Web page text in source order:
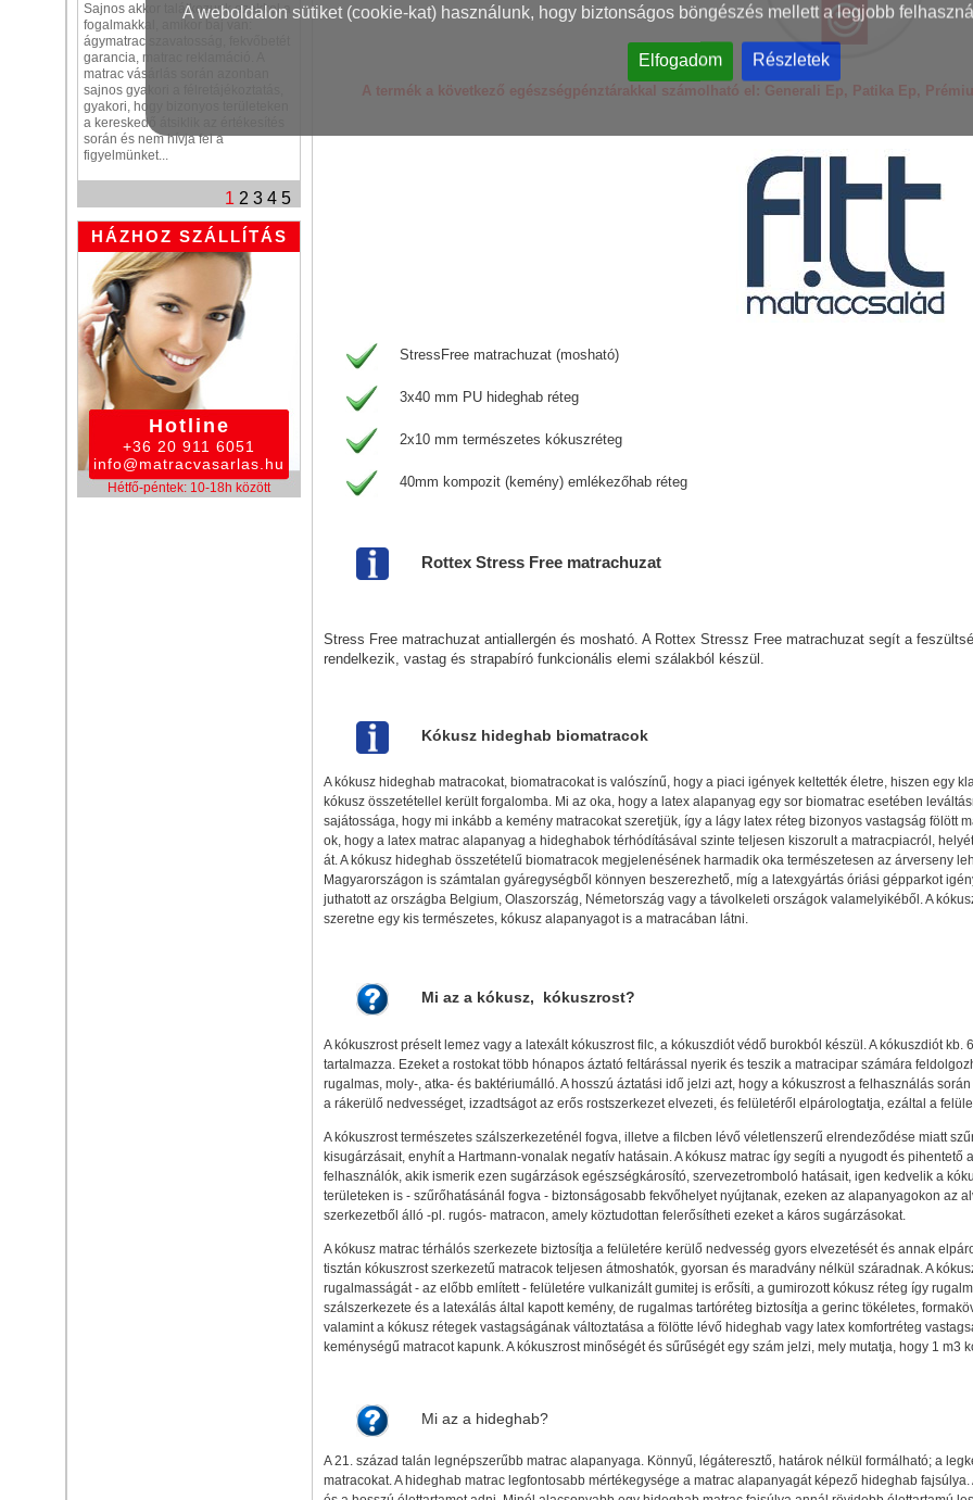
A weboldalon sütiket (cookie-kat) használunk, hogy biztonságos böngészés mellett a legjobb
Elfogadom Részletek
Sajnos akkor találkozunk ezekkel a
fogalmakkal, amikor baj van:
ágymatrac szavatosság, fekvőbetét
garancia, matrac reklamáció. A
matrac vásárlás során azonban
sajnos gyakori a félretájékoztatás,
gyakori, hogy bizonyos területeken
a kereskedő átsiklik az értékesítés
során és nem hívja fel a
figyelmünket...
1 2 3 4 5
HÁZHOZ SZÁLLÍTÁS
Hotline
+36 20 911 6051
info@matracvasarlas.hu
Hétfő-péntek: 10-18h között
A termék a következő egészségpénztárakkal számolható el: Generali Ep, Patika Ep,
StressFree matrachuzat (mosható)
3x40 mm PU hideghab réteg
2x10 mm természetes kókuszréteg
40mm kompozit (kemény) emlékezőhab réteg
Rottex Stress Free matrachuzat
Stress Free matrachuzat antiallergén és mosható. A Rottex Stressz Free matrachuzat segít a
rendelkezik, vastag és strapabíró funkcionális elemi szálakból készül.
Kókusz hideghab biomatracok
A kókusz hideghab matracokat, biomatracokat is valószínű, hogy a piaci igények keltették életre, hiszen egy
kókusz összetétellel került forgalomba. Mi az oka, hogy a latex alapanyag egy sor biomatrac esetében
sajátossága, hogy mi inkább a kemény matracokat szeretjük, így a lágy latex réteg bizonyos vastagság fölött
ok, hogy a latex matrac alapanyag a hideghabok térhódításával szinte teljesen kiszorult a matracpiacról,
át. A kókusz hideghab összetételű biomatracok megjelenésének harmadik oka természetesen az árverseny
Magyarországon is számtalan gyáregységből könnyen beszerezhető, míg a latexgyártás óriási gépparkot
juthatott az országba Belgium, Olaszország, Németország vagy a távolkeleti országok valamelyikéből. A
szeretne egy kis természetes, kókusz alapanyagot is a matracában látni.
Mi az a kókusz, kókuszrost?
A kókuszrost préselt lemez vagy a latexált kókuszrost filc, a kókuszdiót védő burokból készül. A kókuszdiót
tartalmazza. Ezeket a rostokat több hónapos áztató feltárással nyerik és teszik a matracipar számára
rugalmas, moly-, atka- és baktériumálló. A hosszú áztatási idő jelzi azt, hogy a kókuszrost a felhasználás
a rákerülő nedvességet, izzadtságot az erős rostszerkezet elvezeti, és felületéről elpárologtatja, ezáltal a
A kókuszrost természetes szálszerkezeténél fogva, illetve a filcben lévő véletlenszerű elrendeződése miatt
kisugárzásait, enyhít a Hartmann-vonalak negatív hatásain. A kókusz matrac így segíti a nyugodt és pihentető
felhasználók, akik ismerik ezen sugárzások egészségkárosító, szervezetromboló hatásait, igen kedvelik a
területeken is - szűrőhatásánál fogva - biztonságosabb fekvőhelyet nyújtanak, ezeken az alapanyagokon az
szerkezetből álló -pl. rugós- matracon, amely köztudottan felerősítheti ezeket a káros sugárzásokat.
A kókusz matrac térhálós szerkezete biztosítja a felületére kerülő nedvesség gyors elvezetését és annak
tisztán kókuszrost szerkezetű matracok teljesen átmoshatók, gyorsan és maradvány nélkül száradnak. A
rugalmasságát - az előbb említett - felületére vulkanizált gumitej is erősíti, a gumirozott kókusz réteg így
szálszerkezete és a latexálás által kapott kemény, de rugalmas tartóréteg biztosítja a gerinc tökéletes,
valamint a kókusz rétegek vastagságának változtatása a fölötte lévő hideghab vagy latex komfortréteg
keménységű matracot kapunk. A kókuszrost minőségét és sűrűségét egy szám jelzi, mely mutatja, hogy 1 m3
Mi az a hideghab?
A 21. század talán legnépszerűbb matrac alapanyaga. Könnyű, légáteresztő, határok nélkül formálható; a
matracokat. A hideghab matrac legfontosabb mértékegysége a matrac alapanyagát képező hideghab